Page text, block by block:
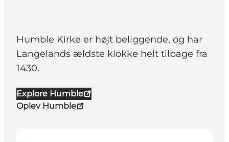
Humble Kirke er højt beliggende, og har
Langelands ældste klokke helt tilbage fra
1430.
Explore Humble
Oplev Humble